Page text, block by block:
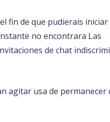
fin de que pudierais iniciar
no encontrara Las
de chat
agitar usa de permanecer